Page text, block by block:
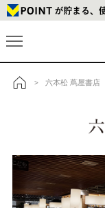
> 六本松 蔦屋書店